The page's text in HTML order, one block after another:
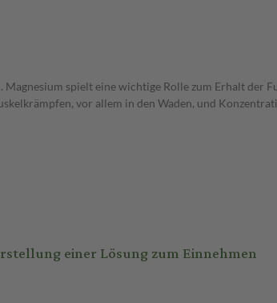
spielt eine wichtige Rolle zum Erhalt der
vor allem in den Waden, und
einer Lösung zum Einnehmen